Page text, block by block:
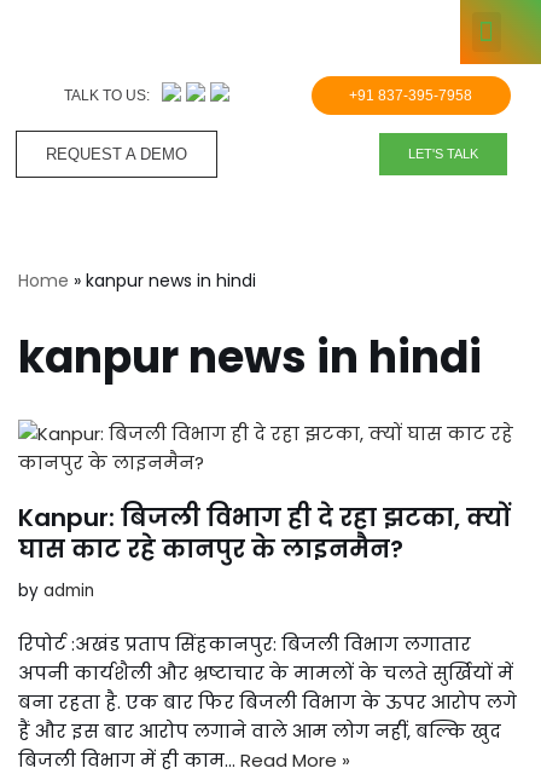
TALK TO US: +91 837-395-7958
REQUEST A DEMO​ LET'S TALK
Home » kanpur news in hindi
kanpur news in hindi
Kanpur: बिजली विभाग ही दे रहा झटका, क्यों
घास काट रहे कानपुर के लाइनमैन?
by admin
रिपोर्ट :अखंड प्रताप सिंहकानपुर: बिजली विभाग लगातार
अपनी कार्यशैली और भ्रष्टाचार के मामलों के चलते सुर्खियों में
बना रहता है. एक बार फिर बिजली विभाग के ऊपर आरोप लगे
हैं और इस बार आरोप लगाने वाले आम लोग नहीं, बल्कि खुद
बिजली विभाग में ही काम… Read More »